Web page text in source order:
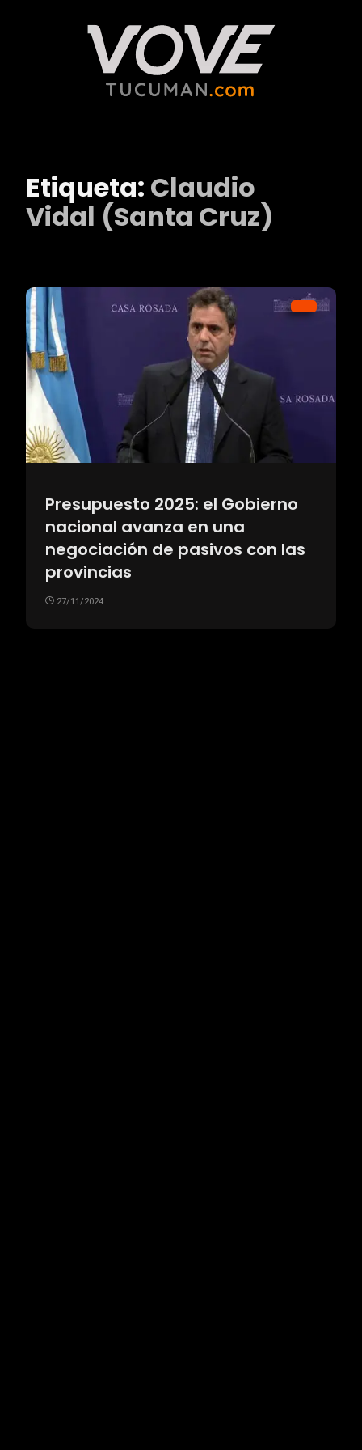
Etiqueta: Claudio
Vidal (Santa Cruz)
Presupuesto 2025: el Gobierno
nacional avanza en una
negociación de pasivos con las
provincias
27/11/2024